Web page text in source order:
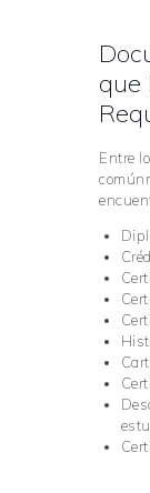
que
Entre